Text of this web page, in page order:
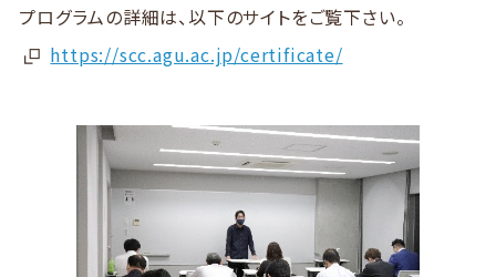
プログラムの詳細は、以下のサイトをご覧下さい。
https://scc.agu.ac.jp/certificate/